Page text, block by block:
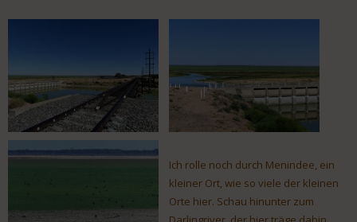
Ich rolle noch durch Menindee, ein
kleiner Ort, wie so viele der kleinen
Orte hier. Schau hinunter zum